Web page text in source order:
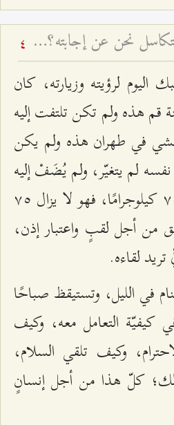
لماذا يجيبنا الله فورًا ونتكاسل نحن عن إجابته؟ - تغيّر أحوال أصحاب المسؤوليّة 4
لرؤيته وزيارته، كان
هذه ولم تكن تلتفت إليه
في طهران هذه ولم يكن
لم يتغيّر، ولم يُضَفْ إليه
شيءٌ؛ فإذا كان وزنه ٧٥ كيلوجرامًا، فهو لا يزال ٧٥
من أجل لقبٍ واعتبار إذن،
لقاءه.
في الليل، وتستيقظ صباحًا
التعامل معه، وكيف
وكيف تلقي السلام،
كلّ هذا من أجل إنسانٍ